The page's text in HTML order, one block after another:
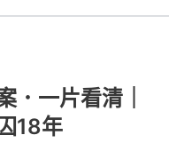
．一片看清｜
18年